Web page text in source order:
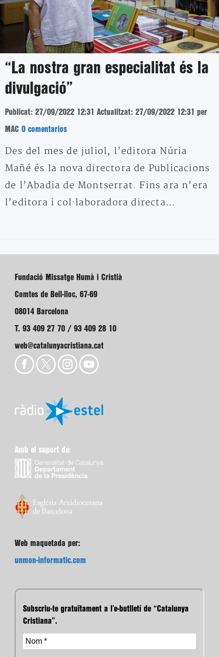
“La nostra gran especialitat és la
divulgació”
Publicat: 27/09/2022 12:31 Actualitzat: 27/09/2022 12:31 per
MAC 0 comentarios
Des del mes de juliol, l’editora Núria
Mañé és la nova directora de Publicacions
de l’Abadia de Montserrat. Fins ara n’era
l’editora i col·laboradora directa…
Fundació Missatge Humà i Cristià
Comtes de Bell-lloc, 67-69
08014 Barcelona
T. 93 409 27 70 / 93 409 28 10
web@catalunyacristiana.cat
Amb el suport de:
Web maquetada per:
unmon-informatic.com
Subscriu-te gratuïtament a l’e-butlletí de “Catalunya
Cristiana”.